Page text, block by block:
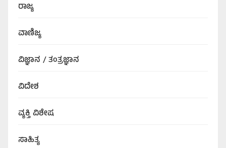
ರಾಜ್ಯ
ವಾಣಿಜ್ಯ
ವಿಜ್ಞಾನ / ತಂತ್ರಜ್ಞಾನ
ವಿದೇಶ
ವ್ಯಕ್ತಿ ವಿಶೇಷ
ಸಾಹಿತ್ಯ